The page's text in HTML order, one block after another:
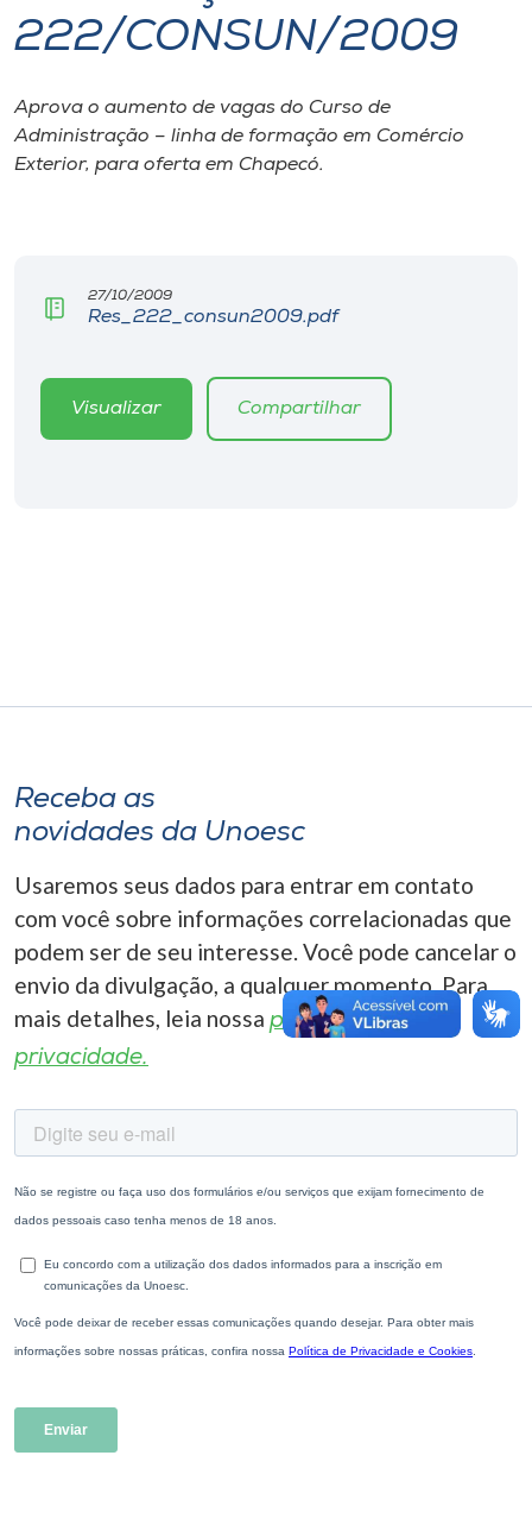
I.nova
Diplomados
Editora
A+
222/CONSUN/2009
Aprova o aumento de vagas do Curso de
Administração – linha de formação em Comércio
Exterior, para oferta em Chapecó.
27/10/2009
Res_222_consun2009.pdf
Visualizar Compartilhar
Receba as
novidades da Unoesc
Usaremos seus dados para entrar em contato
com você sobre informações correlacionadas que
podem ser de seu interesse. Você pode cancelar o
envio da divulgação, a qualquer momento. Para
mais detalhes, leia nossa política de
privacidade.